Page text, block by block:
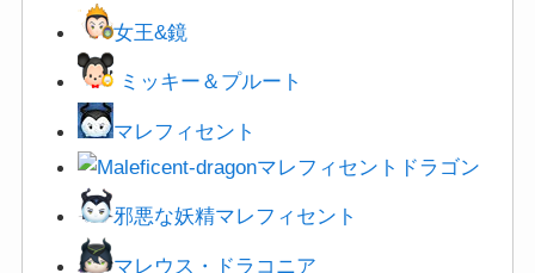
女王&鏡
ミッキー＆プルート
マレフィセント
マレフィセントドラゴン
邪悪な妖精マレフィセント
マレウス・ドラコニア